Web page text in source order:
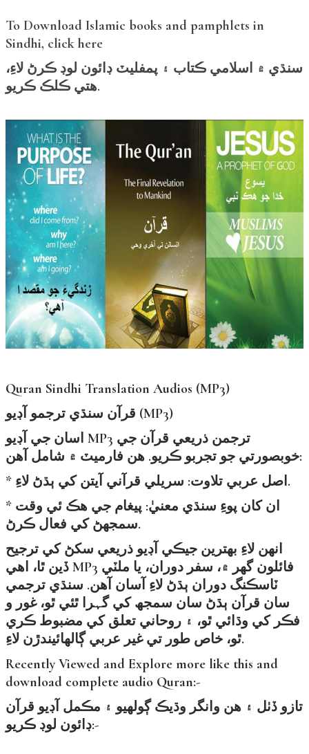
To Download Islamic books and pamphlets in
Sindhi, click here
سنڌي ۾ اسلامي ڪتاب ۽ پمفليٽ ڊائون لوڊ ڪرڻ لاءِ،
هتي ڪلڪ ڪريو.
Quran Sindhi Translation Audios (MP3)
قرآن سنڌي ترجمو آڊيو (MP3)
اسان جي آڊيو MP3 ترجمن ذريعي قرآن جي
خوبصورتي جو تجربو ڪريو. هن فارميٽ ۾ شامل آهن:
* اصل عربي تلاوت: سريلي قرآني آيتن کي ٻڌڻ لاءِ.
* ان کان پوءِ سنڌي معنيٰ: پيغام جي هڪ ئي وقت
سمجھڻ کي فعال ڪرڻ.
انهن لاءِ بهترين جيڪي آڊيو ذريعي سکڻ کي ترجيح
ڏين ٿا، اهي MP3 فائلون گهر ۾، سفر دوران، يا ملٽي
ٽاسڪنگ دوران ٻڌڻ لاءِ آسان آهن. سنڌي ترجمي
سان قرآن ٻڌڻ سان سمجھ کي گہرا ٿئي ٿو، غور و
فڪر کي وڌائي ٿو، ۽ روحاني تعلق کي مضبوط ڪري
ٿو، خاص طور تي غير عربي ڳالهائيندڙن لاءِ.
Recently Viewed and Explore more like this and
download complete audio Quran:-
تازو ڏٺل ۽ هن وانگر وڌيڪ ڳولهيو ۽ مڪمل آڊيو قرآن
ڊائون لوڊ ڪريو:-